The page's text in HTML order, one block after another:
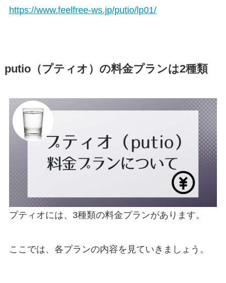
https://www.feelfree-ws.jp/putio/lp01/
putio（プティオ）の料金プランは2種類
プティオには、3種類の料金プランがあります。
ここでは、各プランの内容を見ていきましょう。